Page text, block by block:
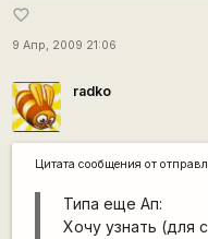
favorite_border
9 Апр, 2009 21:06
radko
Цитата сообщения от
Типа еще Ап:
Хочу узнать (для